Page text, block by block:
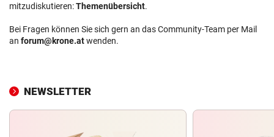
mitzudiskutieren:Themenübersicht.
Bei Fragen können Sie sich gern an das Community-Team per Mail
an forum@krone.atwenden.
NEWSLETTER